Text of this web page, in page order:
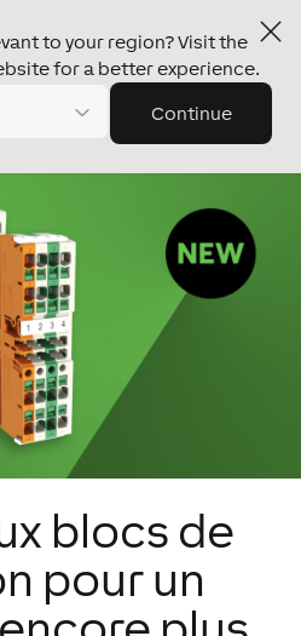
to your region? Visit the
for a better experience.
Continue
blocs de
pour un